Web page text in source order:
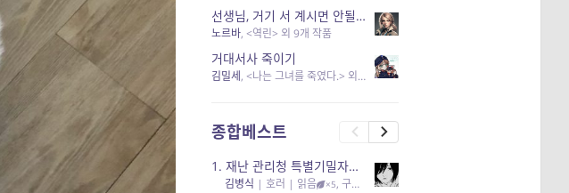
선생님, 거기 서 계시면 안될 것 같은데요-역할 클리셰를 비튼 작품들
노르바, <역린> 외 9개 작품
거대서사 죽이기
김밀세, <나는 그녀를 죽였다.> 외 1개 작품
종합베스트
1. 재난 관리청 특별기밀자료들
김병식 | 호러 | 읽음 ×5, 구독 , 응원95, 리뷰3